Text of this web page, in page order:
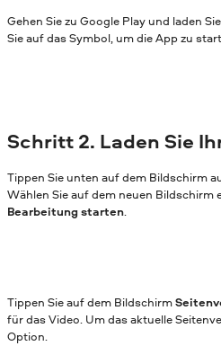
Gehen Sie zu Google Play und laden
Sie auf das Symbol, um die App zu
Schritt 2. Laden Sie
Tippen Sie unten auf dem Bildschirm
Wählen Sie auf dem neuen Bildschirm
Bearbeitung starten.
Tippen Sie auf dem Bildschirm
für das Video. Um das aktuelle
Option.